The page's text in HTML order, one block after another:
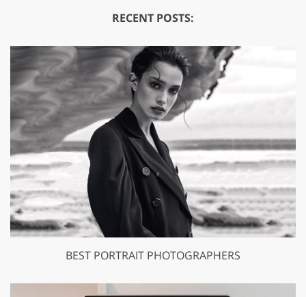
RECENT POSTS:
BEST PORTRAIT PHOTOGRAPHERS